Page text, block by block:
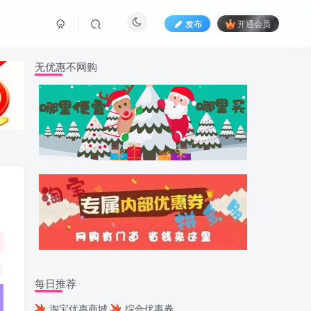
发布 开通会员
无优惠不网购
每日推荐
淘宝优惠商城 综合优惠券